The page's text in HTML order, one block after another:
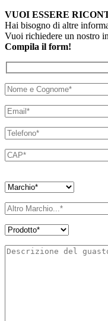
VUOI ESSERE
Hai bisogno di altre
Vuoi richiedere un nostro
Compila il form!